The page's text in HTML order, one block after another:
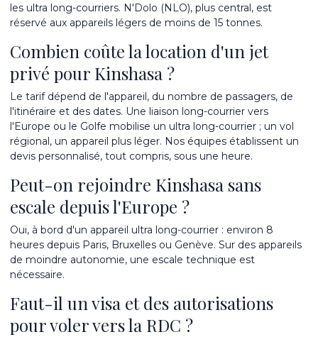
les ultra long-courriers. N'Dolo (NLO), plus central, est
réservé aux appareils légers de moins de 15 tonnes.
Combien coûte la location d'un jet
privé pour Kinshasa ?
Le tarif dépend de l'appareil, du nombre de passagers, de
l'itinéraire et des dates. Une liaison long-courrier vers
l'Europe ou le Golfe mobilise un ultra long-courrier ; un vol
régional, un appareil plus léger. Nos équipes établissent un
devis personnalisé, tout compris, sous une heure.
Peut-on rejoindre Kinshasa sans
escale depuis l'Europe ?
Oui, à bord d'un appareil ultra long-courrier : environ 8
heures depuis Paris, Bruxelles ou Genève. Sur des appareils
de moindre autonomie, une escale technique est
nécessaire.
Faut-il un visa et des autorisations
pour voler vers la RDC ?